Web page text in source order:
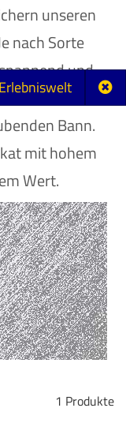
unseren
nach Sorte
und
Besitzer
Bann.
mit hohem
Wert.
1 Produkte